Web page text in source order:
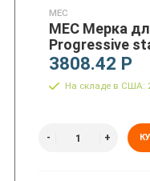
MEC
MEC Мерка
Progressive
3808.42 Р
На складе в США: